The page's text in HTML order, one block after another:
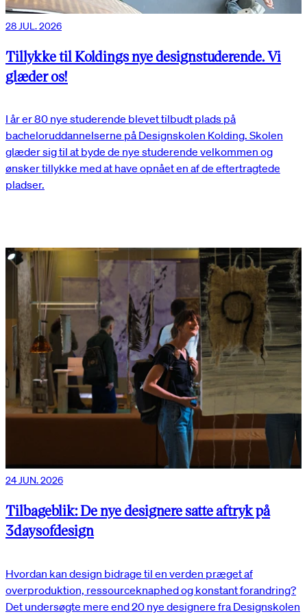
28 JUL. 2026
Tillykke til Koldings nye designstuderende. Vi
glæder os!
I år er 80 nye studerende blevet tilbudt plads på
bacheloruddannelserne på Designskolen Kolding. Skolen
glæder sig til at byde de nye studerende velkommen og
ønsker tillykke med at have opnået en af de eftertragtede
pladser.
24 JUN. 2026
Tilbageblik: De nye designere satte aftryk på
3daysofdesign
Hvordan kan design bidrage til en verden præget af
overproduktion, ressourceknaphed og konstant forandring?
Det undersøgte mere end 20 nye designere fra Designskolen